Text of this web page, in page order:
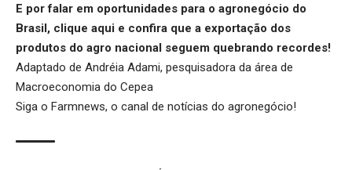
E por falar em oportunidades para o agronegócio do
Brasil, clique aqui e confira que a exportação dos
produtos do agro nacional seguem quebrando recordes!
Adaptado de Andréia Adami, pesquisadora da área de
Macroeconomia do Cepea
Siga o Farmnews, o canal de notícias do agronegócio!